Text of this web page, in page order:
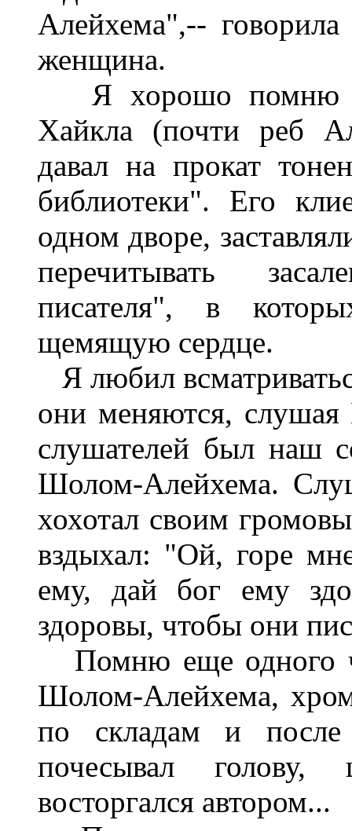
Алейхема",--
женщина.
Я хорошо помню
Хайкла (почти реб
давал на прокат
библиотеки". Его
одном дворе,
перечитывать
писателя", в
щемящую сердце.
Я любил
они меняются,
слушателей был наш
Шолом-Алейхема.
хохотал своим
вздыхал: "Ой, горе
ему, дай бог ему
здоровы, чтобы они
Помню еще одного
Шолом-Алейхема,
по складам и после
почесывал
восторгался автором...